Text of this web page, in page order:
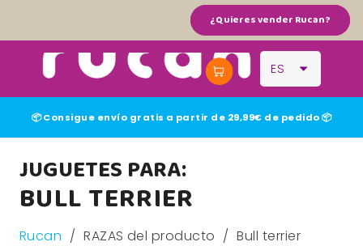
¿Quieres vender Rucan?
ES
📦 Consigue envío gratis a partir de 29,99€ de pedido 📦
JUGUETES PARA:
BULL TERRIER
Rucan / RAZAS del producto / Bull terrier